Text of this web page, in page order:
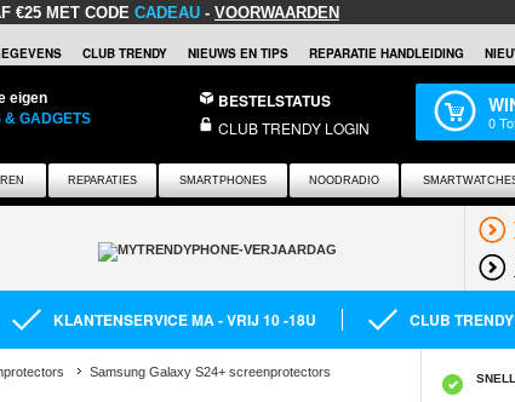
€25 MET CODE CADEAU - VOORWAARDEN
CLUB TRENDY NIEUWS EN TIPS REPARATIE HANDLEIDING
eigen
& GADGETS
BESTELSTATUS
CLUB TRENDY LOGIN 0
REPARATIES SMARTPHONES NOODRADIO
KLANTENSERVICE MA - VRIJ 10 -18U CLUB
Samsung Galaxy S24+ screenprotectors